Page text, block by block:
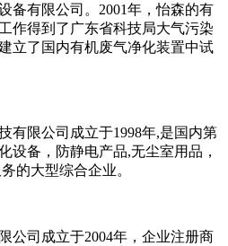
有限公司。2001年，怡森的有
作得到了广东省科技局大气污染
立了国内有机废气净化装置中试
限公司成立于1998年,是国内第
设备，防静电产品,无尘室用品，
的大型综合企业。
司成立于2004年，企业注册商